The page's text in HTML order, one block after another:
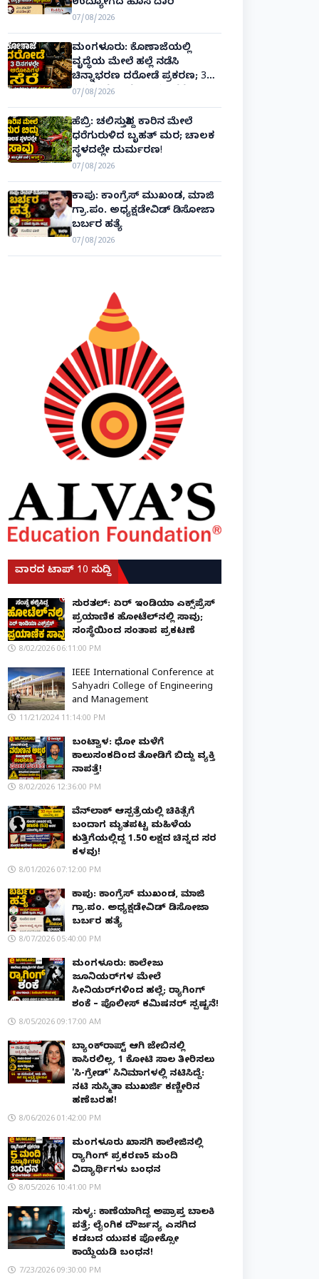
ಉದ್ಯೋಗದ ಹೊಸ ದಾರಿ
07/08/2026
ಮಂಗಳೂರು: ಕೊಣಾಜೆಯಲ್ಲಿ
ವೃದ್ಧೆಯ ಮೇಲೆ ಹಲ್ಲೆ ನಡೆಸಿ
ಚಿನ್ನಾಭರಣ ದರೋಡೆ ಪ್ರಕರಣ; 3
ದಿನಗಳಲ್ಲೇ ಆರೋಪಿಗಳ ಸೆರೆ!
07/08/2026
ಹೆಬ್ರಿ: ಚಲಿಸುತ್ತಿದ್ದ ಕಾರಿನ ಮೇಲೆ
ಧರೆಗುರುಳಿದ ಬೃಹತ್ ಮರ; ಚಾಲಕ
ಸ್ಥಳದಲ್ಲೇ ದುರ್ಮರಣ!
07/08/2026
ಕಾಪು: ಕಾಂಗ್ರೆಸ್ ಮುಖಂಡ, ಮಾಜಿ
ಗ್ರಾ.ಪಂ. ಅಧ್ಯಕ್ಷಡೇವಿಡ್ ಡಿಸೋಜಾ
ಬರ್ಬರ ಹತ್ಯೆ
07/08/2026
ವಾರದ ಟಾಪ್ 10 ಸುದ್ದಿ
ಸುರತ್ಕಲ್: ಏರ್ ಇಂಡಿಯಾ ಎಕ್ಸ್‌ಪ್ರೆಸ್
ಪ್ರಯಾಣಿಕ ಹೋಟೆಲ್‌ನಲ್ಲಿ ಸಾವು;
ಸಂಸ್ಥೆಯಿಂದ ಸಂತಾಪ ಪ್ರಕಟಣೆ
8/02/2026 06:11:00 PM
IEEE International Conference at
Sahyadri College of Engineering
and Management
11/21/2024 11:14:00 PM
ಬಂಟ್ವಾಳ: ಧೋ ಮಳೆಗೆ
ಕಾಲುಸಂಕದಿಂದ ತೋಡಿಗೆ ಬಿದ್ದು ವ್ಯಕ್ತಿ
ನಾಪತ್ತೆ!
8/02/2026 12:36:00 PM
ವೆನ್‌ಲಾಕ್ ಆಸ್ಪತ್ರೆಯಲ್ಲಿ ಚಿಕಿತ್ಸೆಗೆ
ಬಂದಾಗ ಮೃತಪಟ್ಟ ಮಹಿಳೆಯ
ಕುತ್ತಿಗೆಯಲ್ಲಿದ್ದ ₹1.50 ಲಕ್ಷದ ಚಿನ್ನದ ಸರ
ಕಳವು!
8/01/2026 07:12:00 PM
ಕಾಪು: ಕಾಂಗ್ರೆಸ್ ಮುಖಂಡ, ಮಾಜಿ
ಗ್ರಾ.ಪಂ. ಅಧ್ಯಕ್ಷಡೇವಿಡ್ ಡಿಸೋಜಾ
ಬರ್ಬರ ಹತ್ಯೆ
8/07/2026 05:40:00 PM
ಮಂಗಳೂರು: ಕಾಲೇಜು
ಜೂನಿಯರ್‌ಗಳ ಮೇಲೆ
ಸೀನಿಯರ್‌ಗಳಿಂದ ಹಲ್ಲೆ; ರ‌್ಯಾಗಿಂಗ್
ಶಂಕೆ – ಪೊಲೀಸ್ ಕಮಿಷನರ್ ಸ್ಪಷ್ಟನೆ!
8/05/2026 09:17:00 AM
ಬ್ಯಾಂಕ್‌ರಾಪ್ಟ್‌ ಆಗಿ ಜೇಬಿನಲ್ಲಿ
ಕಾಸಿರಲಿಲ್ಲ, ₹1 ಕೋಟಿ ಸಾಲ ತೀರಿಸಲು
'ಸಿ-ಗ್ರೇಡ್' ಸಿನಿಮಾಗಳಲ್ಲಿ ನಟಿಸಿದ್ದೆ:
ನಟಿ ಸುಸ್ಮಿತಾ ಮುಖರ್ಜಿ ಕಣ್ಣೀರಿನ
ಹಣೆಬರಹ!
8/06/2026 01:42:00 PM
ಮಂಗಳೂರು ಖಾಸಗಿ ಕಾಲೇಜಿನಲ್ಲಿ
ರ‌್ಯಾಗಿಂಗ್ ಪ್ರಕರಣ5 ಮಂದಿ
ವಿದ್ಯಾರ್ಥಿಗಳು ಬಂಧನ
8/05/2026 10:41:00 PM
ಸುಳ್ಯ: ಕಾಣೆಯಾಗಿದ್ದ ಅಪ್ರಾಪ್ತ ಬಾಲಕಿ
ಪತ್ತೆ; ಲೈಂಗಿಕ ದೌರ್ಜನ್ಯ ಎಸಗಿದ
ಕಡಬದ ಯುವಕ ಪೋಕ್ಸೋ
ಕಾಯ್ದೆಯಡಿ ಬಂಧನ!
7/23/2026 09:30:00 PM